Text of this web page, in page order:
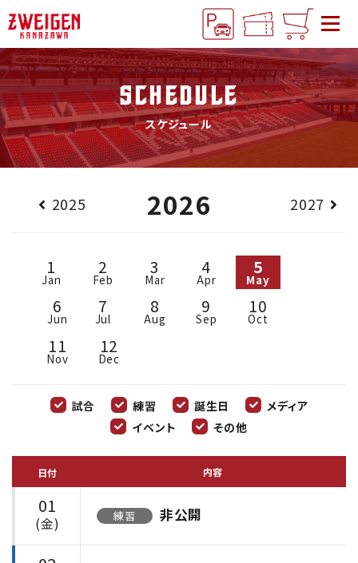
SCHEDULE
スケジュール
2025 2026 2027
1
Jan
2
Feb
3
Mar
4
Apr
5
May
6
Jun
7
Jul
8
Aug
9
Sep
10
Oct
11
Nov
12
Dec
試合 練習 誕生日
メディア
イベント
その他
日付 内容
01
(金) 練習 非公開